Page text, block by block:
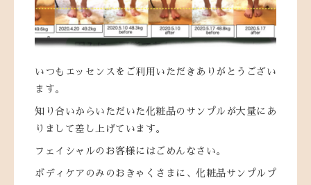
いつもエッセンスをご利用いただきありがとうござい
ます。
知り合いからいただいた化粧品のサンプルが大量にあ
りまして差し上げています。
フェイシャルのお客様にはごめんなさい。
ボディケアのみのおきゃくさまに、化粧品サンプルプ